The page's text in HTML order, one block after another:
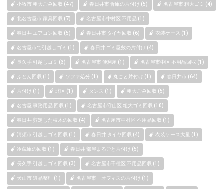
小牧市 粗大ごみ回収 (47) 春日井市 倉庫の片付け (5) 名古屋市 粗大ゴミ (4)
北名古屋市 家具回収 (7) 名古屋市中村区 不用品 (1)
春日井 エアコン回収 (5) 春日井市 タイヤ回収 (6) 衣装ケース (1)
名古屋市で引越しゴミ (1) 春日井 ゴミ屋敷の片付け (4)
長久手 引越しゴミ (3) 名古屋市 便利屋 (1) 名古屋市中区 不用品回収 (1)
ふとん回収 (1) ソファ処分 (1) 丸ごと片付け (1) 春日井市 (64)
片付け (1) 北区 (1) タンス (1) 粗大ごみ回収 (5)
名古屋 事務用品 回収 (1) 名古屋市守山区 粗大ゴミ回収 (10)
春日井 剪定した枝木の回収 (4) 名古屋市中村区 不用品回収 (1)
清須市 引越しゴミ回収 (1) 春日井 タイヤ回収 (4) 衣装ケース大量 (1)
冷蔵庫の回収 (1) 春日井 部屋まるごと片付け (5)
長久手 引越しゴミ回収 (3) 名古屋市千種区 不用品回収 (1)
犬山市 遺品整理 (1) 名古屋市 オフィスの片付け (1)